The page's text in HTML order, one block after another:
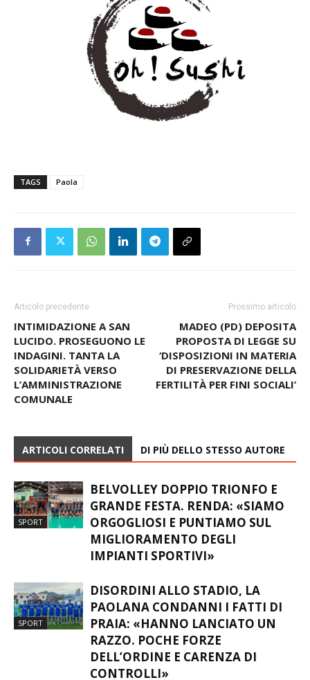
TAGS Paola
Articolo precedente
INTIMIDAZIONE A SAN
LUCIDO. PROSEGUONO LE
INDAGINI. TANTA LA
SOLIDARIETÀ VERSO
L’AMMINISTRAZIONE
COMUNALE
Prossimo articolo
MADEO (PD) DEPOSITA
PROPOSTA DI LEGGE SU
‘DISPOSIZIONI IN MATERIA
DI PRESERVAZIONE DELLA
FERTILITÀ PER FINI SOCIALI’
ARTICOLI CORRELATI DI PIÙ DELLO STESSO AUTORE
SPORT
BELVOLLEY DOPPIO TRIONFO E
GRANDE FESTA. RENDA: «SIAMO
ORGOGLIOSI E PUNTIAMO SUL
MIGLIORAMENTO DEGLI
IMPIANTI SPORTIVI»
SPORT
DISORDINI ALLO STADIO, LA
PAOLANA CONDANNI I FATTI DI
PRAIA: «HANNO LANCIATO UN
RAZZO. POCHE FORZE
DELL’ORDINE E CARENZA DI
CONTROLLI»